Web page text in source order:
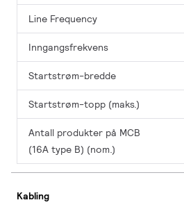
Line Frequency
Inngangsfrekvens
Startstrøm-bredde
Startstrøm-topp (maks.)
Antall produkter på MCB
(16A type B) (nom.)
Kabling